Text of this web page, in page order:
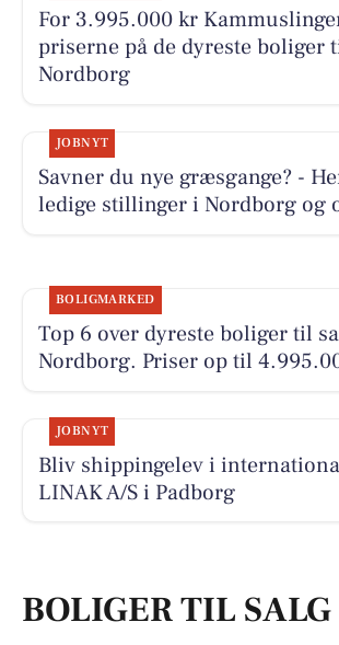
For 3.995.000 kr
priserne på de dyreste boliger
Nordborg
JOBNYT
Savner du nye græsgange? -
ledige stillinger i Nordborg og
BOLIGMARKED
Top 6 over dyreste boliger til
Nordborg. Priser op til
JOBNYT
Bliv shippingelev i
LINAK A/S i Padborg
BOLIGER TIL